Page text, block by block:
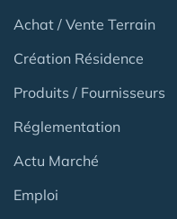
Achat / Vente Terrain
Création Résidence
Produits / Fournisseurs
Réglementation
Actu Marché
Emploi